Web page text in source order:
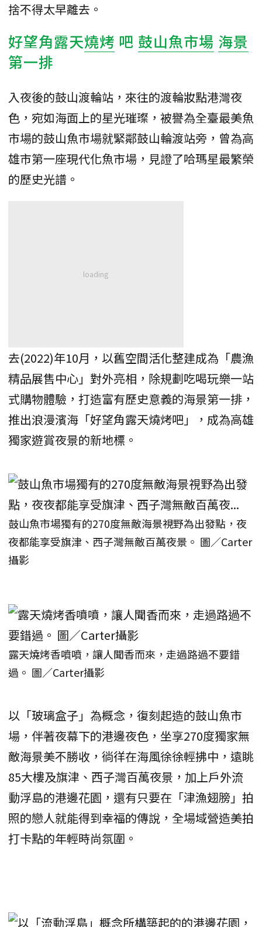
捨不得太早離去。
好望角露天燒烤 吧 鼓山魚市場 海景
第一排
入夜後的鼓山渡輪站，來往的渡輪妝點港灣夜
色，宛如海面上的星光璀璨，被譽為全臺最美魚
市場的鼓山魚市場就緊鄰鼓山輪渡站旁，曾為高
雄市第一座現代化魚市場，見證了哈瑪星最繁榮
的歷史光譜。
去(2022)年10月，以舊空間活化整建成為「農漁
精品展售中心」對外亮相，除規劃吃喝玩樂一站
式購物體驗，打造富有歷史意義的海景第一排，
推出浪漫濱海「好望角露天燒烤吧」，成為高雄
獨家遊賞夜景的新地標。
鼓山魚市場獨有的270度無敵海景視野為出發點，夜
夜都能享受旗津、西子灣無敵百萬夜景。 圖／Carter
攝影
露天燒烤香噴噴，讓人聞香而來，走過路過不要錯
過。 圖／Carter攝影
以「玻璃盒子」為概念，復刻起造的鼓山魚市
場，伴著夜幕下的港邊夜色，坐享270度獨家無
敵海景美不勝收，徜徉在海風徐徐輕拂中，遠眺
85大樓及旗津、西子灣百萬夜景，加上戶外流
動浮島的港邊花園，還有只要在「津漁翅膀」拍
照的戀人就能得到幸福的傳說，全場域營造美拍
打卡點的年輕時尚氛圍。